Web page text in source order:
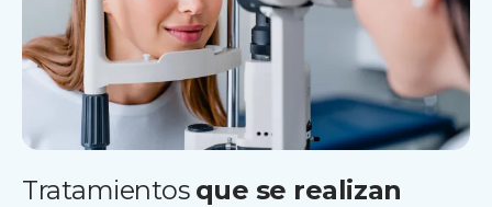
Tratamientos que se realizan